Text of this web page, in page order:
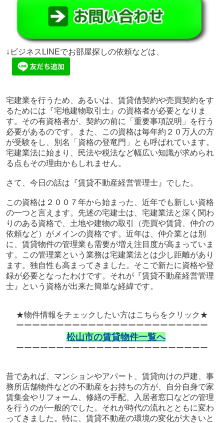
↓ビジネスLINEでお部屋探しの依頼などは、
宅建業を行うため、あるいは、賃貸借契約や売買契約をす
るためには『宅地建物取引士』の資格者が必要となりま
す。その有資格者が、契約の前に「重要事項説明」を行う
必要があるのです。また、この資格は毎年約２０万人の方
が受験をし、別名「 資格の登竜門」とも呼ばれています。
宅建業法に始まり、民法や税法など幅広い知識が求められ
る点もその理由かもしれません。
さて、今日の話は『賃貸不動産経営管理士』でした。
この資格は２００７年から始まった、近年でも新しい資格
の一つと言えます。先述の宅建士は、宅建業法と深く関わ
りのある資格で、土地や建物の取引（売買や賃貸、仲介の
依頼など）がメインの資格です。近年は、仲介業とは別
に、賃貸物件の管理業も需要が増え注目度が高まっていま
す。この管理業という業務は宅建業法とは少し距離があり
ます。独自性も高まってきました。そこで新たに資格や登
録が必要となったわけです。それが『賃貸不動産経営管理
士』という資格が出来た簡単な経緯です。
★物件情報をチェックしたい方はこちらをクリック★
ーーーーーーーーーーーーーーーーーーーーーーーー
松山市の賃貸物件一覧へ
ーーーーーーーーーーーーーーーーーーーーーーーー
昔であれば、マンションやアパート、賃貸向けの戸建、事
務所店舗物件などの不動産をお持ちの方が、自分自身で家
賃集金やリフォーム、修繕の手配、入居者窓口などの管理
を行うのが一般的でした。それが時代の流れとともに変わ
ってきました。特に、賃貸不動産の環境の変化が大きいと